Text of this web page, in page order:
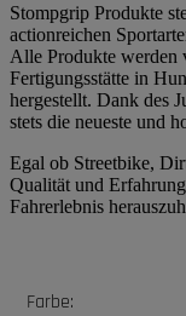
Stompgrip Produkte
actionreichen
Alle Produkte werden
Fertigungsstätte in
hergestellt. Dank des
stets die neueste und
Egal ob Streetbike,
Qualität und
Fahrerlebnis
Produkteigenschaft
Wert
Farbe: